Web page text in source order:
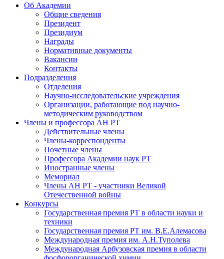
Об Академии
Общие сведения
Президент
Президиум
Награды
Нормативные документы
Вакансии
Контакты
Подразделения
Отделения
Научно-исследовательские учреждения
Организации, работающие под научно-
методическим руководством
Члены и профессора АН РТ
Действительные члены
Члены-корреспонденты
Почетные члены
Профессора Академии наук РТ
Иностранные члены
Мемориал
Члены АН РТ - участники Великой
Отечественной войны
Конкурсы
Государственная премия РТ в области науки и
техники
Государственная премия РТ им. В.Е.Алемасова
Международная премия им. А.Н.Туполева
Международная Арбузовская премия в области